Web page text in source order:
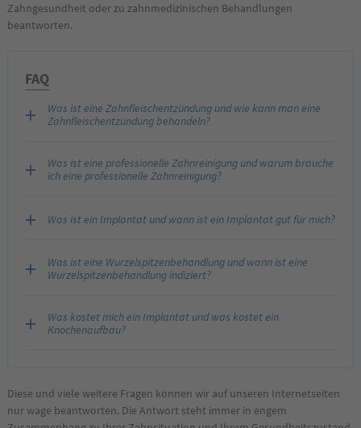
Zahngesundheit oder zu zahnmedizinischen Behandlungen
beantworten.
FAQ
Was ist eine Zahnfleischentzündung und wie kann man eine
Zahnfleischentzündung behandeln?
Was ist eine professionelle Zahnreinigung und warum brauche
ich eine professionelle Zahnreinigung?
Was ist ein Implantat und wann ist ein Implantat gut für mich?
Was ist eine Wurzelspitzenbehandlung und wann ist eine
Wurzelspitzenbehandlung indiziert?
Was kostet mich ein Implantat und was kostet ein
Knochenaufbau?
Diese und viele weitere Fragen können wir auf unseren Internetseiten
nur wage beantworten. Die Antwort steht immer in engem